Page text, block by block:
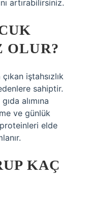
artırabilirsiniz.
OLUR?
iştahsızlık
sahiptir.
alımına
ve günlük
elde
KAÇ